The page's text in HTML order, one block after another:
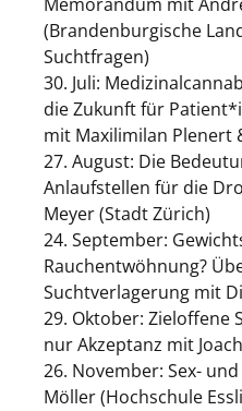
Memorandum mit
(Brandenburgische
Suchtfragen)
30. Juli:
die Zukunft für
mit Maxilimilan Plenert
27. August: Die
Anlaufstellen für die
Meyer (Stadt Zürich)
24. September:
Rauchentwöhnung?
Suchtverlagerung mit
29. Oktober: Zieloffene
nur Akzeptanz mit
26. November: Sex-
Möller (Hochschule